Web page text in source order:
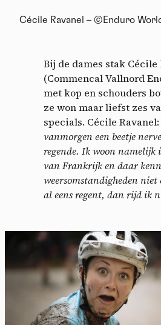
Cécile Ravanel – ©Enduro
Bij de dames stak Cécile
(Commencal Vallnord
met kop en schouders
ze won maar liefst zes
specials. Cécile Ravanel:
vanmorgen een beetje
regende. Ik woon namelijk
van Frankrijk en daar
weersomstandigheden niet
al eens regent, dan rijd ik